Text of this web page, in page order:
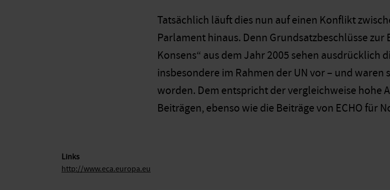
Tatsächlich läuft dies nun auf einen Konflikt
Parlament hinaus. Denn Grundsatzbeschlüsse
Konsens“ aus dem Jahr 2005 sehen
insbesondere im Rahmen der UN vor – und
worden. Dem entspricht der vergleichweise hohe
Beiträgen, ebenso wie die Beiträge von ECHO für
Links
http://www.eca.europa.eu